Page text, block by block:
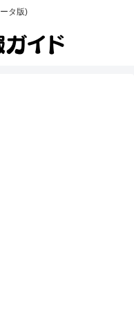
タ版)